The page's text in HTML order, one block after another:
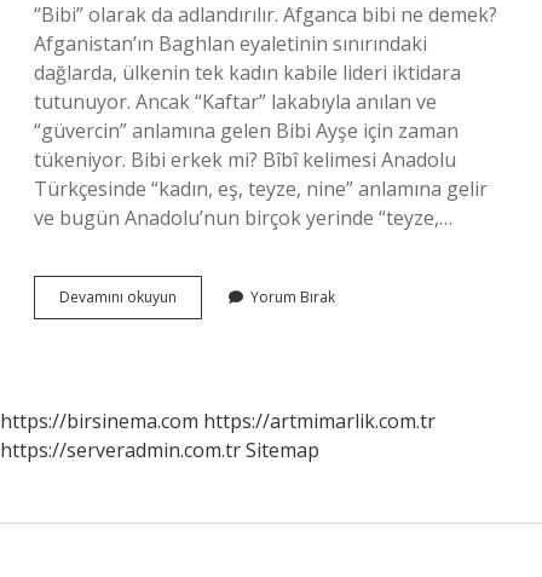
“Bibi” olarak da adlandırılır. Afganca bibi ne demek?
Afganistan’ın Baghlan eyaletinin sınırındaki
dağlarda, ülkenin tek kadın kabile lideri iktidara
tutunuyor. Ancak “Kaftar” lakabıyla anılan ve
“güvercin” anlamına gelen Bibi Ayşe için zaman
tükeniyor. Bibi erkek mi? Bîbî kelimesi Anadolu
Türkçesinde “kadın, eş, teyze, nine” anlamına gelir
ve bugün Anadolu’nun birçok yerinde “teyze,…
Devamını okuyun
Diye
Yorum Bırak
https://birsinema.com https://artmimarlik.com.tr
https://serveradmin.com.trSitemap